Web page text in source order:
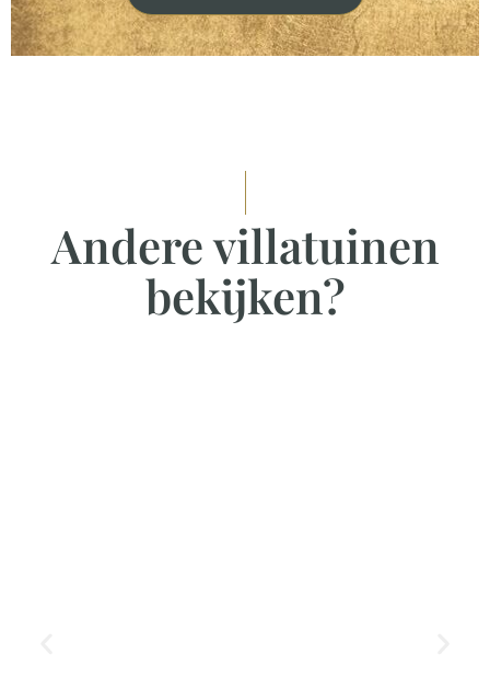
Andere villatuinen
bekijken?